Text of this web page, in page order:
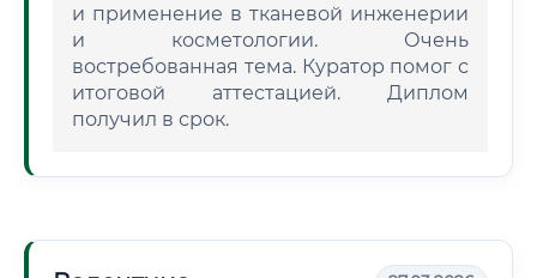
и применение в тканевой инженерии
и косметологии. Очень
востребованная тема. Куратор помог с
итоговой аттестацией. Диплом
получил в срок.